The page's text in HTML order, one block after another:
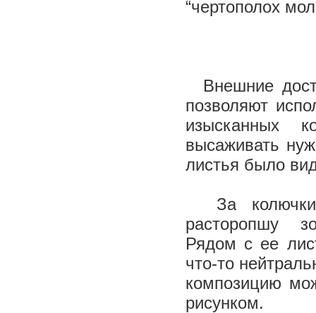
“чертополох
Внешние
позволяют
изысканных
высаживать
листья было
За колючки
расторопшу
Рядом с ее
что-то
композицию
рисунком.